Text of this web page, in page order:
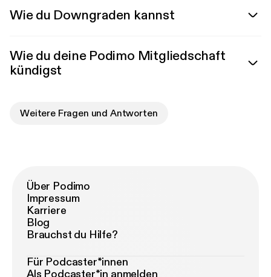
Wie du Downgraden kannst
Wie du deine Podimo Mitgliedschaft
kündigst
Weitere Fragen und Antworten
Über Podimo
Impressum
Karriere
Blog
Brauchst du Hilfe?
Für Podcaster*innen